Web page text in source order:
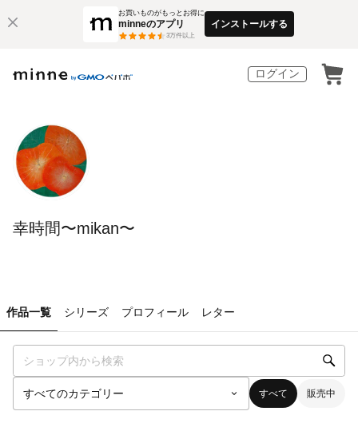
お買いものがもっとお得に
minneのアプリ
3万件以上
インストールする
ログイン
幸時間〜mikan〜
作品一覧 シリーズ プロフィール レター
すべて 販売中